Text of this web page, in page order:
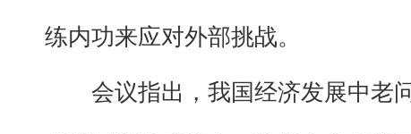
练内功来应对外部挑战。
会议指出，我国经济发展中老